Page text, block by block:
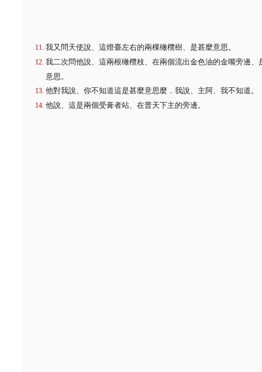
我又問天使說、這燈臺左右的兩棵橄欖樹、是甚麼意思。
我二次問他說、這兩根橄欖枝、在兩個流出金色油的金嘴旁邊、
意思。
他對我說、你不知道這是甚麼意思麼．我說、主阿、我不知道。
他說、這是兩個受膏者站、在普天下主的旁邊。